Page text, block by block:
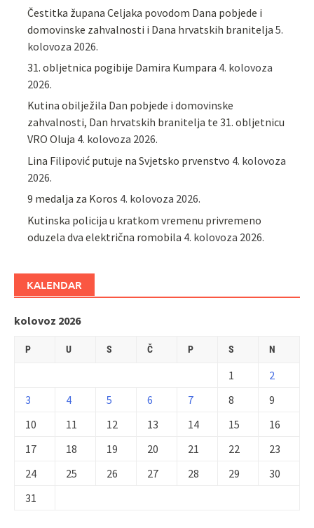
Čestitka župana Celjaka povodom Dana pobjede i
domovinske zahvalnosti i Dana hrvatskih branitelja 5.
kolovoza 2026.
31. obljetnica pogibije Damira Kumpara 4. kolovoza
2026.
Kutina obilježila Dan pobjede i domovinske
zahvalnosti, Dan hrvatskih branitelja te 31. obljetnicu
VRO Oluja 4. kolovoza 2026.
Lina Filipović putuje na Svjetsko prvenstvo 4. kolovoza
2026.
9 medalja za Koros 4. kolovoza 2026.
Kutinska policija u kratkom vremenu privremeno
oduzela dva električna romobila 4. kolovoza 2026.
KALENDAR
kolovoz 2026
P U S Č P S N
1
2
3
4 5 6 7 8
9
10
11 12 13 14 15
16
17
18 19 20 21 22
23
24
25 26 27 28 29
30
31